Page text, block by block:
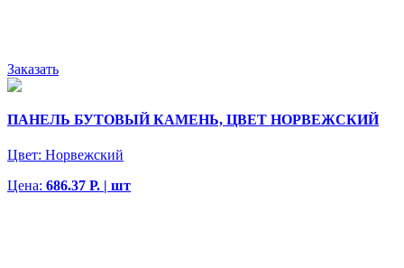
Заказать
ПАНЕЛЬ БУТОВЫЙ КАМЕНЬ, ЦВЕТ НОРВЕЖСКИЙ
Цвет: Норвежский
Цена: 686.37 Р. | шт